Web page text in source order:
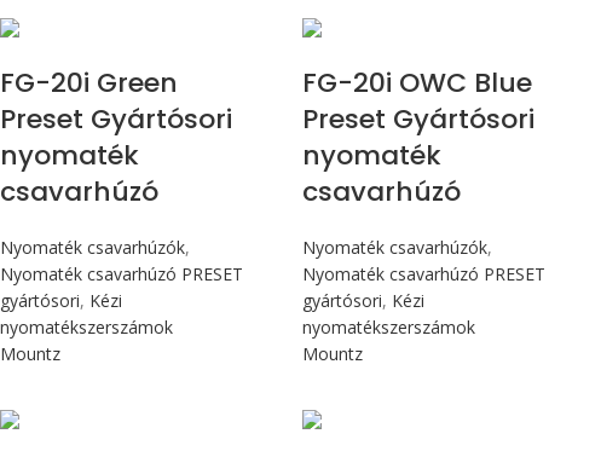
FG-20i Green
Preset Gyártósori
nyomaték
csavarhúzó
Nyomaték csavarhúzók,
Nyomaték csavarhúzó PRESET
gyártósori, Kézi
nyomatékszerszámok
Mountz
FG-20i OWC Blue
Preset Gyártósori
nyomaték
csavarhúzó
Nyomaték csavarhúzók,
Nyomaték csavarhúzó PRESET
gyártósori, Kézi
nyomatékszerszámok
Mountz